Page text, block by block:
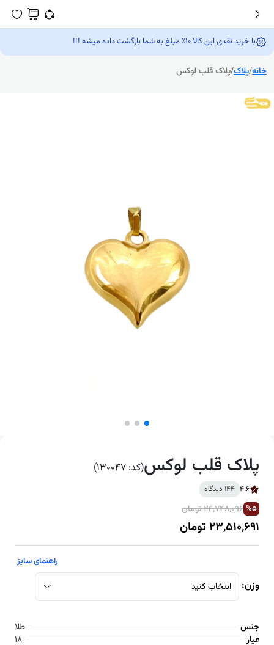
با خرید نقدی این کالا 10٪ مبلغ به شما بازگشت داده میشه !!!
خانه/پلاک/پلاک قلب لوکس
پلاک قلب لوکس(کد: 130047)
4.6 144 دیدگاه
%5 24,748,096 تومان
23,510,691 تومان
راهنمای سایز
وزن: انتخاب کنید
جنس
طلا
عیار
18